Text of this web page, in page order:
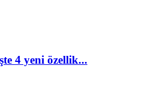
4 yeni özellik...